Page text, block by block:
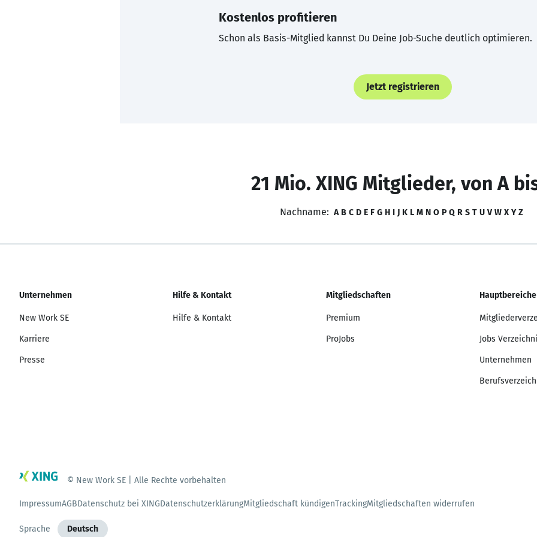
Kostenlos profitieren
Schon als Basis-Mitglied kannst Du Deine Job-Suche deutlich optimieren.
Jetzt registrieren
21 Mio. XING Mitglieder, von A
Nachname: A B C D E F G H I J K L M N O P Q R S T U V W X Y Z
Unternehmen
New Work SE
Karriere
Presse
Hilfe & Kontakt
Hilfe & Kontakt
Mitgliedschaften
Premium
ProJobs
Hauptbereiche
Jobs
Unternehmen
© New Work SE | Alle Rechte vorbehalten
ImpressumAGBDatenschutz bei XINGDatenschutzerklärungMitgliedschaft kündigenTrackingMitgliedschaften widerrufen
Sprache Deutsch